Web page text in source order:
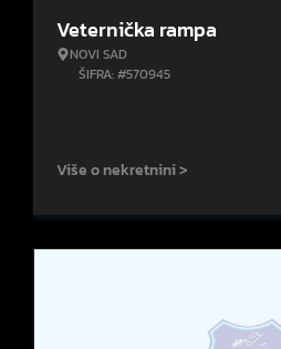
Veternička rampa
NOVI SAD
ŠIFRA: #570945
Više o nekretnini >